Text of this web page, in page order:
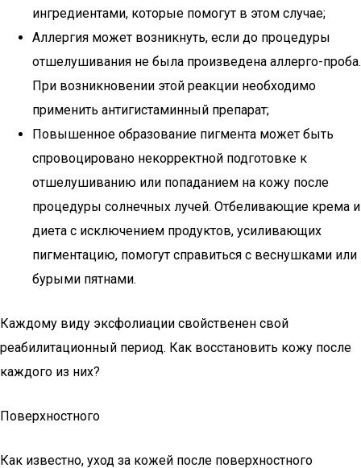
ингредиентами, которые помогут в этом случае;
Аллергия может возникнуть, если до процедуры
отшелушивания не была произведена аллерго-проба.
При возникновении этой реакции необходимо
применить антигистаминный препарат;
Повышенное образование пигмента может быть
спровоцировано некорректной подготовке к
отшелушиванию или попаданием на кожу после
процедуры солнечных лучей. Отбеливающие крема и
диета с исключением продуктов, усиливающих
пигментацию, помогут справиться с веснушками или
бурыми пятнами.
Каждому виду эксфолиации свойственен свой
реабилитационный период. Как восстановить кожу после
каждого из них?
Поверхностного
Как известно, уход за кожей после поверхностного